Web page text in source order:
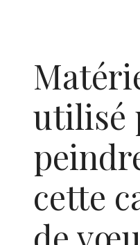
utilisé
cette